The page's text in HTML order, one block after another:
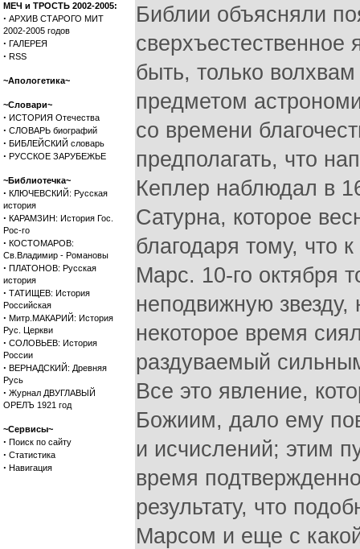
МЕЧ и ТРОСТЬ 2002-2005:
· АРХИВ СТАРОГО МИТ
2002-2005 годов
· ГАЛЕРЕЯ
· RSS
~Апологетика~
~Словари~
· ИСТОРИЯ Отечества
· СЛОВАРЬ биографий
· БИБЛЕЙСКИЙ словарь
· РУССКОЕ ЗАРУБЕЖЬЕ
~Библиотечка~
· КЛЮЧЕВСКИЙ: Русская
история
· КАРАМЗИН: История Гос.
Рос-го
· КОСТОМАРОВ:
Св.Владимир - Романовы
· ПЛАТОНОВ: Русская
история
· ТАТИЩЕВ: История
Российская
· Митр.МАКАРИЙ: История
Рус. Церкви
· СОЛОВЬЕВ: История
России
· ВЕРНАДСКИЙ: Древняя
Русь
· Журнал ДВУГЛАВЫЙ
ОРЕЛЪ 1921 год
~Сервисы~
· Поиск по сайту
· Статистика
· Навигация
Библии объясняли
быть, только
предметом
со времени
предполагать, что
Кеплер наблюдал в
Сатурна, которое
благодаря тому, что
Марс. 10-го октября
неподвижную звезду,
некоторое время
раздуваемый
Все это явление,
Божиим, дало ему
и исчислений; этим
время
результату, что
Марсом и еще с